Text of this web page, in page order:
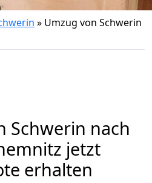
» Umzug von Schwerin
Schwerin nach
jetzt
erhalten